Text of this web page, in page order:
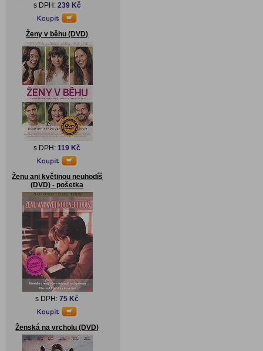
s DPH: 239 Kč
Ženy v běhu (DVD)
s DPH:119 Kč
Ženu ani květinou neuhodíš
(DVD) - pošetka
s DPH:75 Kč
Ženská na vrcholu (DVD)